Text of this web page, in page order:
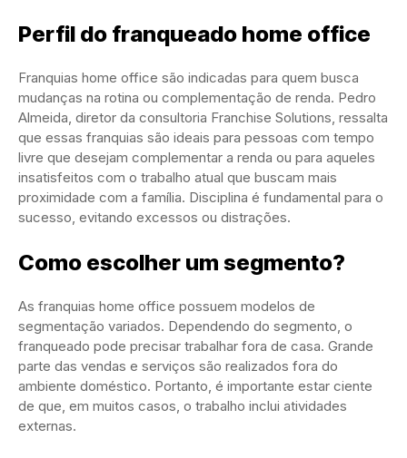
Perfil do franqueado home office
Franquias home office são indicadas para quem busca
mudanças na rotina ou complementação de renda. Pedro
Almeida, diretor da consultoria Franchise Solutions, ressalta
que essas franquias são ideais para pessoas com tempo
livre que desejam complementar a renda ou para aqueles
insatisfeitos com o trabalho atual que buscam mais
proximidade com a família. Disciplina é fundamental para o
sucesso, evitando excessos ou distrações.
Como escolher um segmento?
As franquias home office possuem modelos de
segmentação variados. Dependendo do segmento, o
franqueado pode precisar trabalhar fora de casa. Grande
parte das vendas e serviços são realizados fora do
ambiente doméstico. Portanto, é importante estar ciente
de que, em muitos casos, o trabalho inclui atividades
externas.